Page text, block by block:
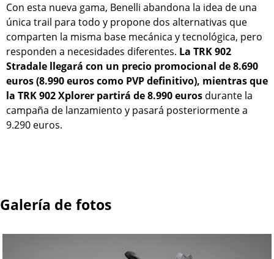
Con esta nueva gama, Benelli abandona la idea de una
única trail para todo y propone dos alternativas que
comparten la misma base mecánica y tecnológica, pero
responden a necesidades diferentes. La TRK 902
Stradale llegará con un precio promocional de 8.690
euros (8.990 euros como PVP definitivo), mientras que
la TRK 902 Xplorer partirá de 8.990 euros durante la
campaña de lanzamiento y pasará posteriormente a
9.290 euros.
Galería de fotos